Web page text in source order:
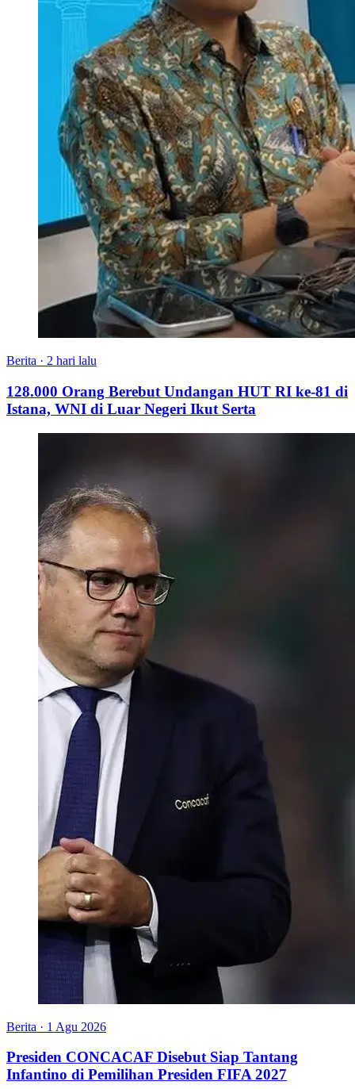
Berita · 2 hari lalu
128.000 Orang Berebut Undangan HUT RI ke-81 di
Istana, WNI di Luar Negeri Ikut Serta
Berita · 1 Agu 2026
Presiden CONCACAF Disebut Siap Tantang
Infantino di Pemilihan Presiden FIFA 2027